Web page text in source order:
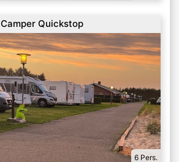
Camper Quickstop
6 Pers.